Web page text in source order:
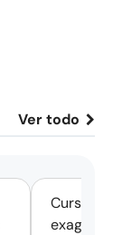
Ver todo
Cursos